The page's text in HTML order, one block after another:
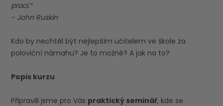
prací.“
- John Ruskin
Kdo by nechtěl být nejlepším učitelem ve škole za
poloviční námahu? Je to možné? A jak na to?
Popis kurzu
Připravili jsme pro Vás praktický seminář, kde se